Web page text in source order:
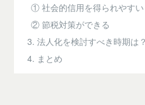
① 社会的信用を得られやすい
② 節税対策ができる
3. 法人化を検討すべき時期は？
4. まとめ